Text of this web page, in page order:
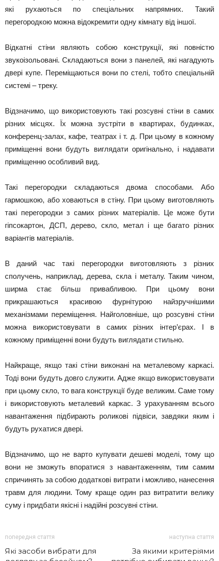
які рухаються по спеціальних напрямних. Такий
перегородкою можна відокремити одну кімнату від іншої.
Відкатні стіни являють собою конструкції, які повністю
звукоізольовані. Складаються вони з панелей, які нагадують
двері купе. Переміщаються вони по стелі, тобто спеціальній
системі – треку.
Відзначимо, що використовують такі розсувні стіни в самих
різних місцях. Їх можна зустріти в квартирах, будинках,
конференц-залах, кафе, театрах і т. д. При цьому в кожному
приміщенні вони будуть виглядати оригінально, і надавати
приміщенню особливий вид.
Такі перегородки складаються двома способами. Або
гармошкою, або ховаються в стіну. При цьому виготовляють
такі перегородки з самих різних матеріалів. Це може бути
гіпсокартон, ДСП, дерево, скло, метал і ще багато різних
варіантів матеріалів.
В даний час такі перегородки виготовляють з різних
сполучень, наприклад, дерева, скла і металу. Таким чином,
ширма стає більш привабливою. При цьому вони
прикрашаються красивою фурнітурою найзручнішими
механізмами переміщення. Найголовніше, що розсувні стіни
можна використовувати в самих різних інтер’єрах. І в
кожному приміщенні вони будуть виглядати стильно.
Найкраще, якщо такі стіни виконані на металевому каркасі.
Тоді вони будуть довго служити. Адже якщо використовувати
при цьому скло, то вага конструкції буде великим. Саме тому
і використовують металевий каркас. З урахуванням всього
навантаження підбирають роликові підвіси, завдяки яким і
будуть рухатися двері.
Відзначимо, що не варто купувати дешеві моделі, тому що
вони не зможуть впоратися з навантаженням, тим самим
спричинять за собою додаткові витрати і можливо, нанесення
травм для людини. Тому краще один раз витратити велику
суму і придбати якісні і надійні розсувні стіни.
попередня стаття
Які засоби вибрати для
наступна стаття
За якими критеріями